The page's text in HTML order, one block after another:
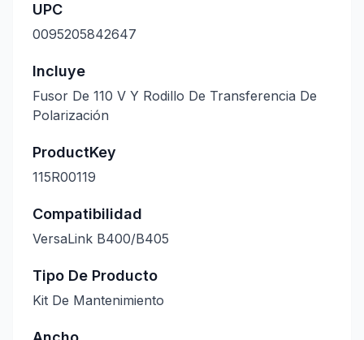
UPC
0095205842647
Incluye
Fusor De 110 V Y Rodillo De Transferencia De
Polarización
ProductKey
115R00119
Compatibilidad
VersaLink B400/B405
Tipo De Producto
Kit De Mantenimiento